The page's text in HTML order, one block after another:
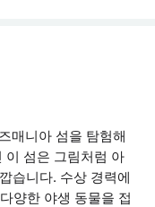
매니아 섬을 탐험해
이 섬은 그림처럼 아
습니다. 수상 경력에
양한 야생 동물을 접